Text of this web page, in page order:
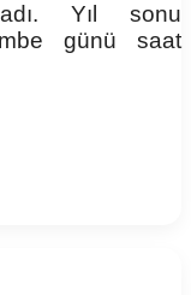
Yıl sonu
günü saat